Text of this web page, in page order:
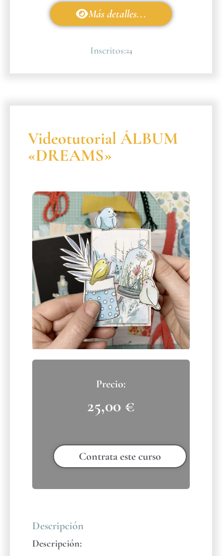
Más detalles...
Inscritos:24
Videotutorial ÁLBUM
«DREAMS»
25,00 €
Contrata este curso
Descripción
Descripción: